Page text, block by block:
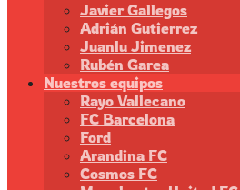
Javier Gallegos
Adrián Gutierrez
Juanlu Jimenez
Rubén Garea
Nuestros equipos
Rayo Vallecano
FC Barcelona
Ford
Arandina FC
Cosmos FC